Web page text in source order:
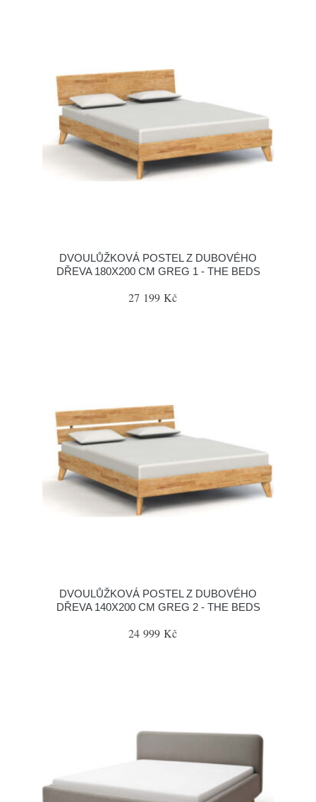
DVOULŮŽKOVÁ POSTEL Z DUBOVÉHO
DŘEVA 180X200 CM GREG 1 - THE BEDS
27 199 Kč
DVOULŮŽKOVÁ POSTEL Z DUBOVÉHO
DŘEVA 140X200 CM GREG 2 - THE BEDS
24 999 Kč